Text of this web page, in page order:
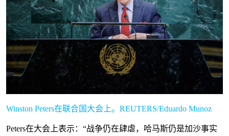
Winston Peters在联合国大会上。REUTERS/Eduardo Munoz
Peters在大会上表示：“战争仍在肆虐，哈马斯仍是加沙事实